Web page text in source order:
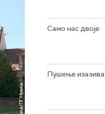
Само нас двоје
Пушење